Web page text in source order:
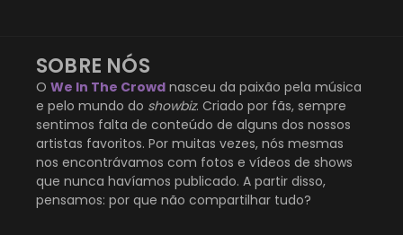
SOBRE NÓS
O We In The Crowd nasceu da paixão pela música
e pelo mundo do showbiz. Criado por fãs, sempre
sentimos falta de conteúdo de alguns dos nossos
artistas favoritos. Por muitas vezes, nós mesmas
nos encontrávamos com fotos e vídeos de shows
que nunca havíamos publicado. A partir disso,
pensamos: por que não compartilhar tudo?